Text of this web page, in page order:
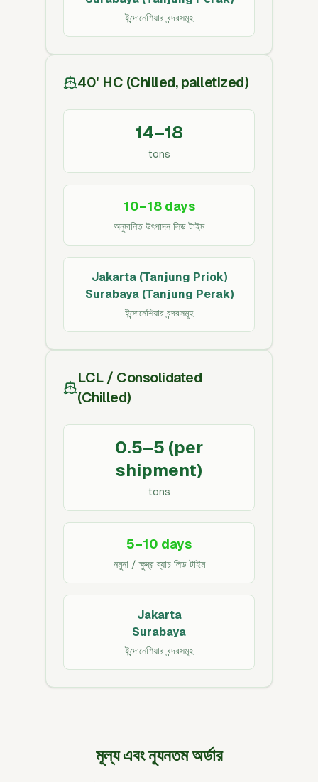
ইন্দোনেশিয়ার বন্দরসমূহ
40' HC (Chilled, palletized)
14–18
tons
10–18 days
অনুমানিত উৎপাদন লিড টাইম
Jakarta (Tanjung Priok)
Surabaya (Tanjung Perak)
ইন্দোনেশিয়ার বন্দরসমূহ
LCL / Consolidated
(Chilled)
0.5–5 (per
shipment)
tons
5–10 days
নমুনা / ক্ষুদ্র ব্যাচ লিড টাইম
Jakarta
Surabaya
ইন্দোনেশিয়ার বন্দরসমূহ
মূল্য এবং ন্যূনতম অর্ডার